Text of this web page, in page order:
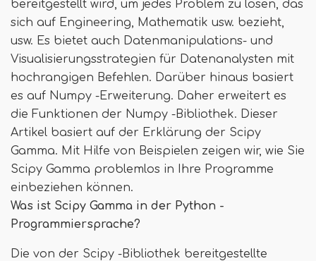
bereitgestellt wird, um jedes Problem zu lösen, das
sich auf Engineering, Mathematik usw. bezieht,
usw. Es bietet auch Datenmanipulations- und
Visualisierungsstrategien für Datenanalysten mit
hochrangigen Befehlen. Darüber hinaus basiert
es auf Numpy -Erweiterung. Daher erweitert es
die Funktionen der Numpy -Bibliothek. Dieser
Artikel basiert auf der Erklärung der Scipy
Gamma. Mit Hilfe von Beispielen zeigen wir, wie Sie
Scipy Gamma problemlos in Ihre Programme
einbeziehen können.
Was ist Scipy Gamma in der Python -
Programmiersprache?
Die von der Scipy -Bibliothek bereitgestellte